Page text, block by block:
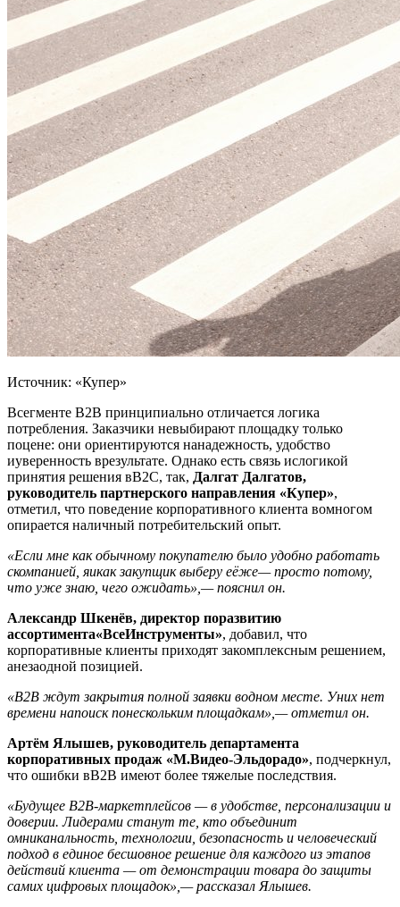
Источник: «Купер»
Всегменте B2B принципиально отличается логика
потребления. Заказчики невыбирают площадку только
поцене: они ориентируются нанадежность, удобство
иуверенность врезультате. Однако есть связь ислогикой
принятия решения вB2C, так, Далгат Далгатов,
руководитель партнерского направления «Купер»,
отметил, что поведение корпоративного клиента вомногом
опирается наличный потребительский опыт.
«Если мне как обычному покупателю было удобно работать
скомпанией, яикак закупщик выберу еёже— просто потому,
что уже знаю, чего ожидать»,— пояснил он.
Александр Шкенёв, директор поразвитию
ассортимента«ВсеИнструменты», добавил, что
корпоративные клиенты приходят закомплексным решением,
анезаодной позицией.
«B2B ждут закрытия полной заявки водном месте. Уних нет
времени напоиск понескольким площадкам»,— отметил он.
Артём Ялышев, руководитель департамента
корпоративных продаж «М.Видео-Эльдорадо», подчеркнул,
что ошибки вB2B имеют более тяжелые последствия.
«Будущее B2B-маркетплейсов — в удобстве, персонализации и
доверии. Лидерами станут те, кто объединит
омниканальность, технологии, безопасность и человеческий
подход в единое бесшовное решение для каждого из этапов
действий клиента — от демонстрации товара до защиты
самих цифровых площадок»,— рассказал Ялышев.